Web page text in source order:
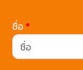
ชื่อ*